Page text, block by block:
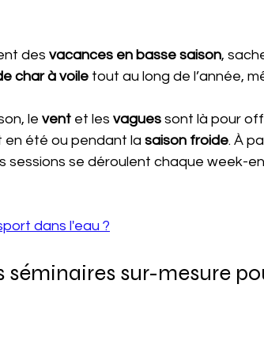
des vacances en basse saison,
char à voile tout au long de l’année,
le vent et les vagues sont là pour
en été ou pendant la saison froide. À
sessions se déroulent chaque week-
dans l'eau ?
séminaires sur-mesure